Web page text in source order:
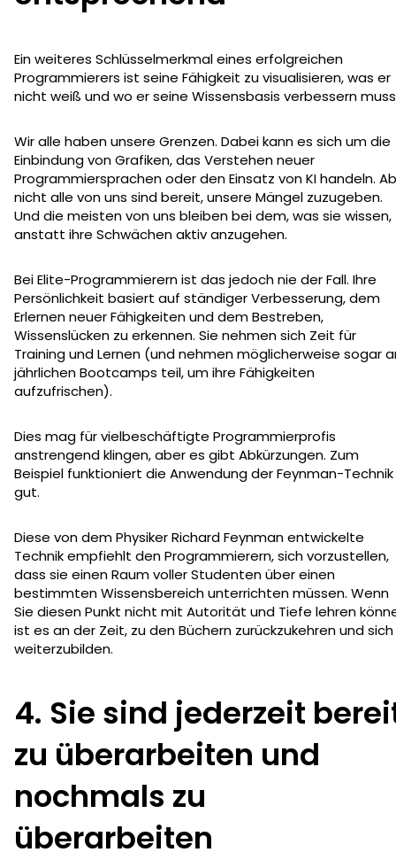
Ein weiteres Schlüsselmerkmal eines erfolgreichen
Programmierers ist seine Fähigkeit zu visualisieren, was er
nicht weiß und wo er seine Wissensbasis verbessern
Wir alle haben unsere Grenzen. Dabei kann es sich um die
Einbindung von Grafiken, das Verstehen neuer
Programmiersprachen oder den Einsatz von KI handeln.
nicht alle von uns sind bereit, unsere Mängel zuzugeben.
Und die meisten von uns bleiben bei dem, was sie wissen,
anstatt ihre Schwächen aktiv anzugehen.
Bei Elite-Programmierern ist das jedoch nie der Fall. Ihre
Persönlichkeit basiert auf ständiger Verbesserung, dem
Erlernen neuer Fähigkeiten und dem Bestreben,
Wissenslücken zu erkennen. Sie nehmen sich Zeit für
Training und Lernen (und nehmen möglicherweise sogar
jährlichen Bootcamps teil, um ihre Fähigkeiten
aufzufrischen).
Dies mag für vielbeschäftigte Programmierprofis
anstrengend klingen, aber es gibt Abkürzungen. Zum
Beispiel funktioniert die Anwendung der Feynman-Technik
gut.
Diese von dem Physiker Richard Feynman entwickelte
Technik empfiehlt den Programmierern, sich vorzustellen,
dass sie einen Raum voller Studenten über einen
bestimmten Wissensbereich unterrichten müssen. Wenn
Sie diesen Punkt nicht mit Autorität und Tiefe lehren
ist es an der Zeit, zu den Büchern zurückzukehren und sich
weiterzubilden.
4. Sie sind jederzeit
zu überarbeiten und
nochmals zu
überarbeiten